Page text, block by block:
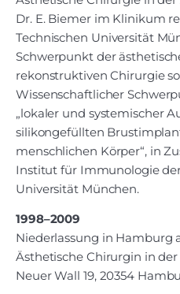
Dr. E. Biemer im Klinikum
Technischen Universität
Schwerpunkt der
rekonstruktiven Chirurgie
Wissen­schaftlicher
„lokaler und systemischer
silikongefüllten
menschlichen Körper“, in
Institut für Immunologie
Universität München.
1998–2009
Niederlassung in Hamburg
Ästhetische Chirurgin in
Neuer Wall 19, 20354